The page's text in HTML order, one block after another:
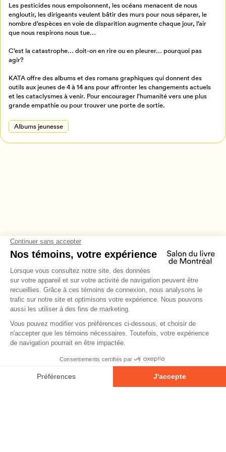
Retour à l’accueil
Les pesticides nous empoisonnent, les océans menacent de nous
engloutir, les dirigeants veulent bâtir des murs pour nous séparer, le
nombre d’espèces en voie de disparition augmente chaque jour, l’air
que nous respirons nous tue…
C’est la catastrophe… doit-on en rire ou en pleurer… pourquoi pas
agir?
KATA offre des albums et des romans graphiques qui donnent des
outils aux jeunes de 4 à 14 ans pour affronter les changements actuels
et les cataclysmes à venir. Pour encourager l’humanité vers une plus
grande empathie ou pour trouver une porte de sortie.
Albums jeunesse
Créer un profil